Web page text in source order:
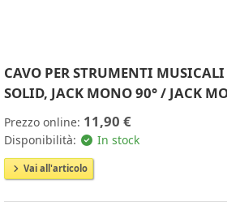
CAVO PER STRUMENTI
SOLID, JACK MONO 90° / JACK
Prezzo online: 11,90 €
Disponibilità: In stock
Vai all'articolo